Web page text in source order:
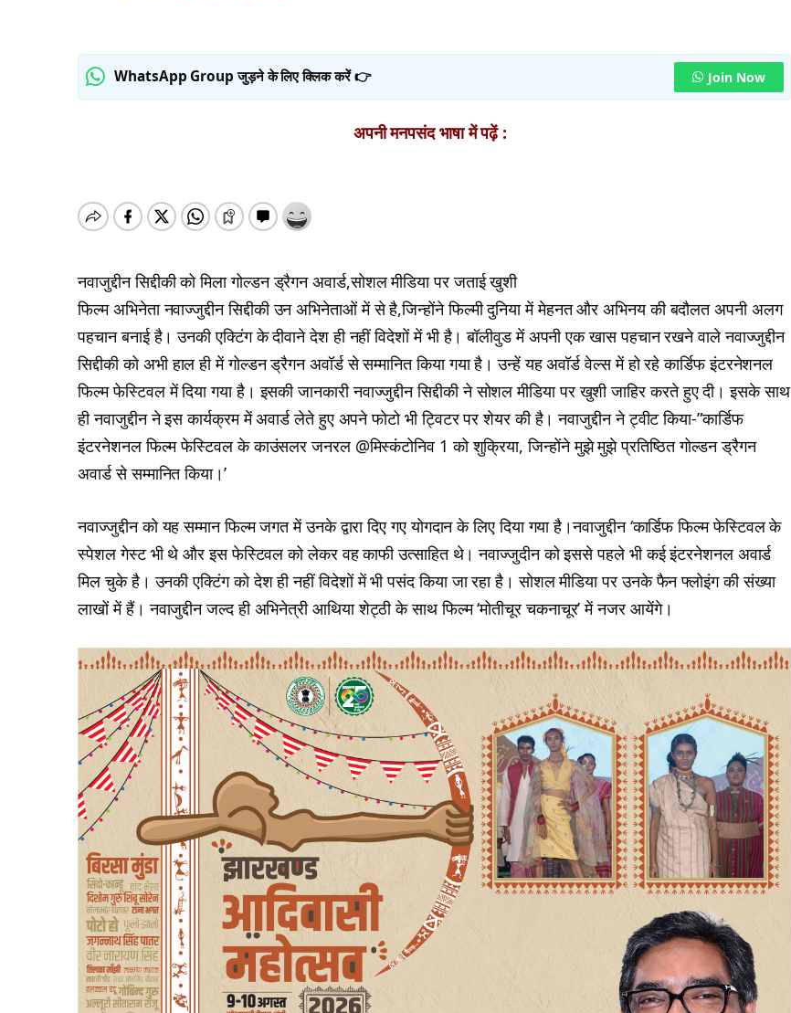
WhatsApp Group जुड़ने के लिए क्लिक करें 👉 Join Now
अपनी मनपसंद भाषा में पढ़ें :
नवाजुद्दीन सिद्दीकी को मिला गोल्डन ड्रैगन अवार्ड,सोशल मीडिया पर जताई खुशी
फिल्म अभिनेता नवाज्जुद्दीन सिद्दीकी उन अभिनेताओं में से है,जिन्होंने फिल्मी दुनिया में मेहनत और अभिनय की बदौलत अपनी अलग
पहचान बनाई है। उनकी एक्टिंग के दीवाने देश ही नहीं विदेशों में भी है। बॉलीवुड में अपनी एक खास पहचान रखने वाले नवाज्जुद्दीन
सिद्दीकी को अभी हाल ही में गोल्डन ड्रैगन अवॉर्ड से सम्मानित किया गया है। उन्हें यह अवॉर्ड वेल्स में हो रहे कार्डिफ इंटरनेशनल
फिल्म फेस्ट‍िवल में दिया गया है। इसकी जानकारी नवाज्जुद्दीन सिद्दीकी ने सोशल मीडिया पर खुशी जाहिर करते हुए दी। इसके साथ
ही नवाजुद्दीन ने इस कार्यक्रम में अवार्ड लेते हुए अपने फोटो भी ट्विटर पर शेयर की है। नवाजुद्दीन ने ट्वीट किया-”कार्डिफ
इंटरनेशनल फिल्म फेस्टिवल के काउंसलर जनरल @मिस्कंटोनिव 1 को शुक्रिया, जिन्होंने मुझे मुझे प्रतिष्ठित गोल्डन ड्रैगन
अवार्ड से सम्मानित किया।’
नवाज्जुद्दीन को यह सम्मान फिल्म जगत में उनके द्वारा दिए गए योगदान के लिए दिया गया है।नवाजुद्दीन ‘कार्डिफ फिल्म फेस्ट‍िवल के
स्पेशल गेस्ट भी थे और इस फेस्टिवल को लेकर वह काफी उत्साहित थे। नवाज्जुदीन को इससे पहले भी कई इंटरनेशनल अवार्ड
मिल चुके है। उनकी एक्टिंग को देश ही नहीं विदेशों में भी पसंद किया जा रहा है। सोशल मीडिया पर उनके फैन फ्लोइंग की संख्या
लाखों में हैं। नवाजुद्दीन जल्द ही अभिनेत्री आथिया शेट्ठी के साथ फिल्म ‘मोतीचूर चकनाचूर’ में नजर आयेंगे।